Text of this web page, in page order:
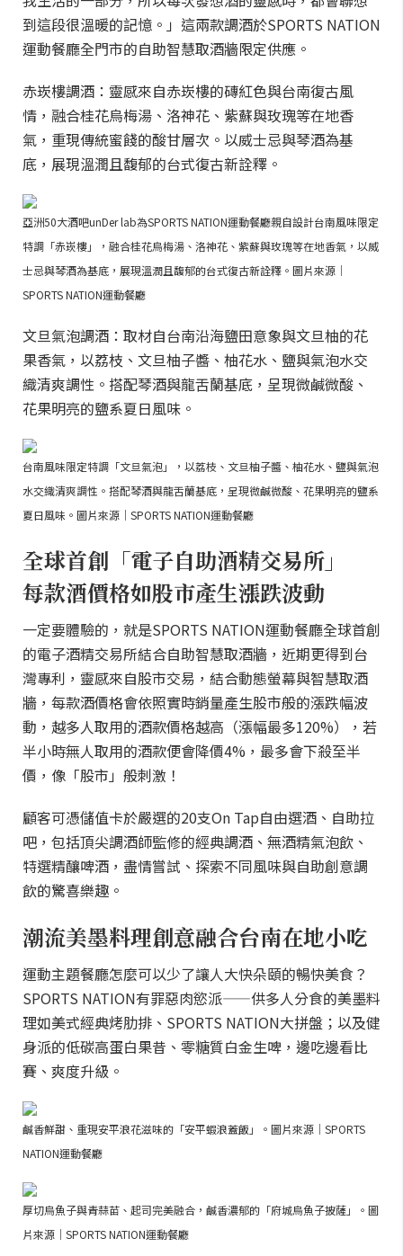
到這段很溫暖的記憶。」這兩款調酒於SPORTS NATION
運動餐廳全門市的自助智慧取酒牆限定供應。
赤崁樓調酒：靈感來自赤崁樓的磚紅色與台南復古風
情，融合桂花烏梅湯、洛神花、紫蘇與玫瑰等在地香
氣，重現傳統蜜餞的酸甘層次。以威士忌與琴酒為基
底，展現溫潤且馥郁的台式復古新詮釋。
亞洲50大酒吧unDer lab為SPORTS NATION運動餐廳親自設計台南風味限定
特調「赤崁樓」，融合桂花烏梅湯、洛神花、紫蘇與玫瑰等在地香氣，以威
士忌與琴酒為基底，展現溫潤且馥郁的台式復古新詮釋。圖片來源｜
SPORTS NATION運動餐廳
文旦氣泡調酒：取材自台南沿海鹽田意象與文旦柚的花
果香氣，以荔枝、文旦柚子醬、柚花水、鹽與氣泡水交
織清爽調性。搭配琴酒與龍舌蘭基底，呈現微鹹微酸、
花果明亮的鹽系夏日風味。
台南風味限定特調「文旦氣泡」，以荔枝、文旦柚子醬、柚花水、鹽與氣泡
水交織清爽調性。搭配琴酒與龍舌蘭基底，呈現微鹹微酸、花果明亮的鹽系
夏日風味。圖片來源｜SPORTS NATION運動餐廳
全球首創「電子自助酒精交易所」
每款酒價格如股市產生漲跌波動
一定要體驗的，就是SPORTS NATION運動餐廳全球首創
的電子酒精交易所結合自助智慧取酒牆，近期更得到台
灣專利，靈感來自股市交易，結合動態螢幕與智慧取酒
牆，每款酒價格會依照實時銷量產生股市般的漲跌幅波
動，越多人取用的酒款價格越高（漲幅最多120%），若
半小時無人取用的酒款便會降價4%，最多會下殺至半
價，像「股市」般刺激！
顧客可憑儲值卡於嚴選的20支On Tap自由選酒、自助拉
吧，包括頂尖調酒師監修的經典調酒、無酒精氣泡飲、
特選精釀啤酒，盡情嘗試、探索不同風味與自助創意調
飲的驚喜樂趣。
潮流美墨料理創意融合台南在地小吃
運動主題餐廳怎麼可以少了讓人大快朵頤的暢快美食？
SPORTS NATION有罪惡肉慾派——供多人分食的美墨料
理如美式經典烤肋排、SPORTS NATION大拼盤；以及健
身派的低碳高蛋白果昔、零糖質白金生啤，邊吃邊看比
賽、爽度升級。
鹹香鮮甜、重現安平浪花滋味的「安平蝦浪蓋飯」。圖片來源｜SPORTS
NATION運動餐廳
厚切烏魚子與青蒜苗、起司完美融合，鹹香濃郁的「府城烏魚子披薩」。圖
片來源｜SPORTS NATION運動餐廳